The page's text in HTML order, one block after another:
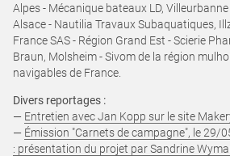
Alpes - Mécanique bateaux LD,
Alsace - Nautilia Travaux Subaquatiques,
France SAS - Région Grand Est - Scierie
Braun, Molsheim - Sivom de la région
navigables de France.
Divers reportages :
— Entretien avec Jan Kopp sur le site
— Émission "Carnets de campagne", le 29/
: présentation du projet par Sandrine